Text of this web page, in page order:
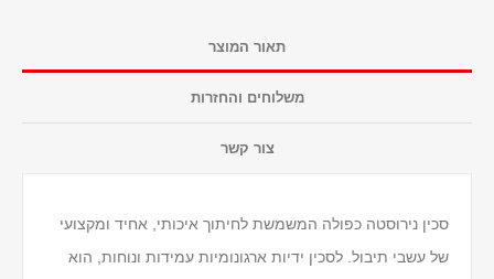
תאור המוצר
משלוחים והחזרות
צור קשר
סכין נירוסטה כפולה המשמשת לחיתוך איכותי, אחיד ומקצועי
של עשבי תיבול. לסכין ידיות ארגונומיות עמידות ונוחות, הוא